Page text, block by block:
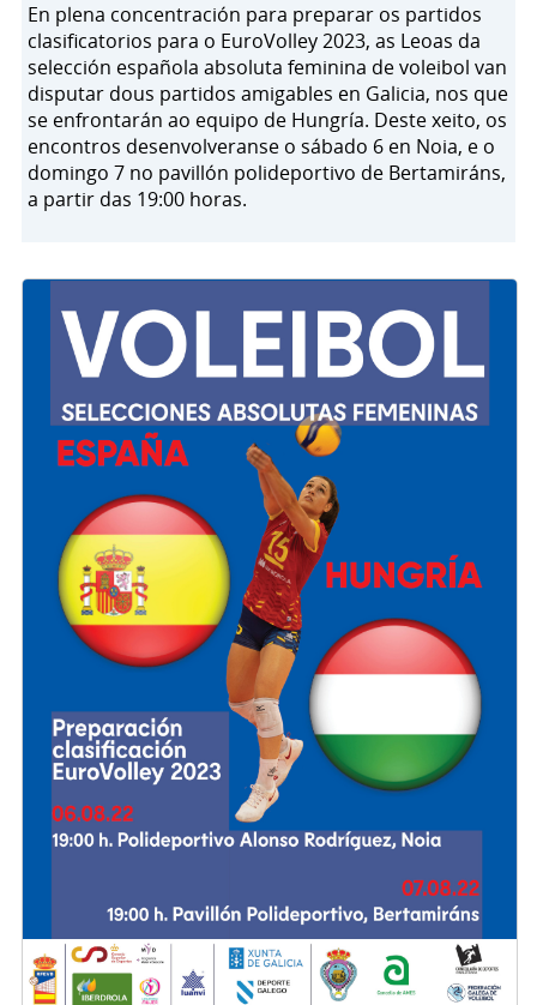
En plena concentración para preparar os partidos
clasificatorios para o EuroVolley 2023, as Leoas da
selección española absoluta feminina de voleibol van
disputar dous partidos amigables en Galicia, nos que
se enfrontarán ao equipo de Hungría. Deste xeito, os
encontros desenvolveranse o sábado 6 en Noia, e o
domingo 7 no pavillón polideportivo de Bertamiráns,
a partir das 19:00 horas.